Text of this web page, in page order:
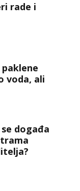
rade i
voda, ali
događa